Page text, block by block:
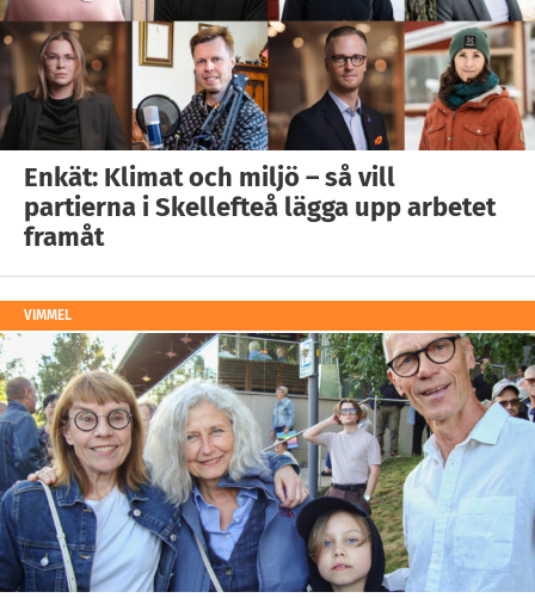
Enkät: Klimat och miljö – så vill
partierna i Skellefteå lägga upp arbetet
framåt
VIMMEL